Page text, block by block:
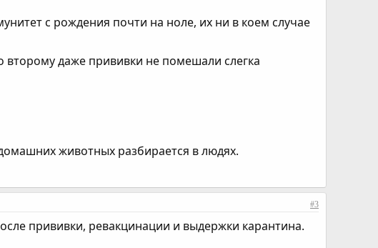
с рождения почти на ноле, их ни в коем случае
даже прививки не помешали слегка
животных разбирается в людях.
#3
прививки, ревакцинации и выдержки карантина.